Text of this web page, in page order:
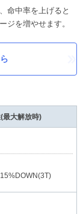
命中率を上げると
ジを増やせます。
(最大解放時)